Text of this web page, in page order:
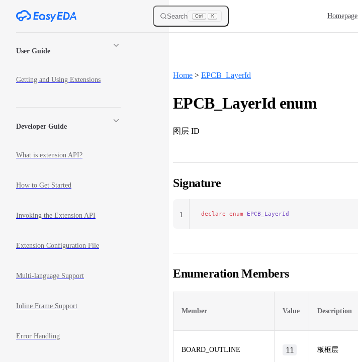
Skip to content Search Ctrl K Homepage
User Guide
Getting and Using Extensions
Developer Guide
What is extension API?
How to Get Started
Invoking the Extension API
Extension Configuration File
Multi-language Support
Inline Frame Support
Error Handling
Home > EPCB_LayerId
EPCB_LayerId enum
图层 ID
Signature
declare enum EPCB_LayerId
1
Enumeration Members
Member Value Description
BOARD_OUTLINE 11 板框层